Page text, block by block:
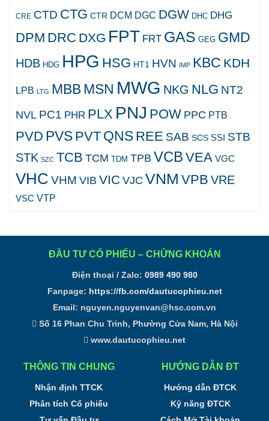
CRE CTD CTG CTR DCM DGC DGW DHC DHG
DPM DRC DXG FPT FRT GAS GEG GMD
HDB HDG HPG HSG HT1 HVN IMP KBC KDH
LPB LTG MBBMSN MWG NKG NLG NT2
NVL PC1 PHR PLX PNJ POW PPC PTB
PVD PVS PVT QNS REE SAB SCS SSI STB
STK SZC TCB TCM TDM TPB VCB VEA VGC
VHC VHM VIB VICVJC VNM VPB VRE
VSC VTP
ĐẦU TƯ CỔ PHIẾU – CHỨNG KHOÁN
Điện thoại / Zalo: 0989 490 980
Fanpage: https://fb.com/dautucophieu.net
Email: nguyen.nguyenvan@hsc.com.vn
Số 16 Phan Chu Trinh, Phường Cửa Nam, Hà Nội
www.dautucophieu.net
THÔNG TIN CHUNG
Nhận định TTCK
Phân tích Cổ phiếu
HƯỚNG DẪN ĐT
Hướng dẫn ĐTCK
Kỹ năng ĐTCK